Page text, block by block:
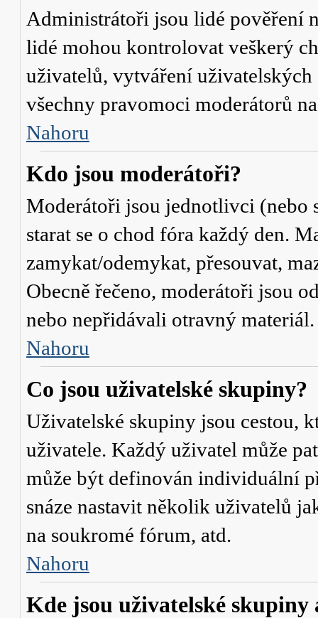
Administrátoři jsou lidé pověření
lidé mohou kontrolovat veškerý
uživatelů, vytváření
všechny pravomoci moderátorů
Nahoru
Kdo jsou moderátoři?
Moderátoři jsou jednotlivci (nebo
starat se o chod fóra každý den.
zamykat/odemykat, přesouvat,
Obecně řečeno, moderátoři jsou
nebo nepřidávali otravný materiál.
Nahoru
Co jsou uživatelské skupiny?
Uživatelské skupiny jsou cestou,
uživatele. Každý uživatel může
může být definován individuální
snáze nastavit několik uživatelů
na soukromé fórum, atd.
Nahoru
Kde jsou uživatelské